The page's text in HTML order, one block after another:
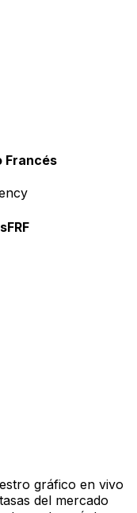
Francés
FRF
gráfico en vivo
del mercado